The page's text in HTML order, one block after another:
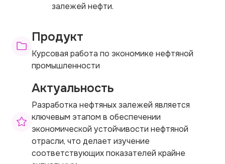
залежей нефти.
Продукт
Курсовая работа по экономике нефтяной
промышленности
Актуальность
Разработка нефтяных залежей является
ключевым этапом в обеспечении
экономической устойчивости нефтяной
отрасли, что делает изучение
соответствующих показателей крайне